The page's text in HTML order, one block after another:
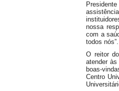
nossa
com a
todos nós”.
O reitor
atender
boas-
Centro